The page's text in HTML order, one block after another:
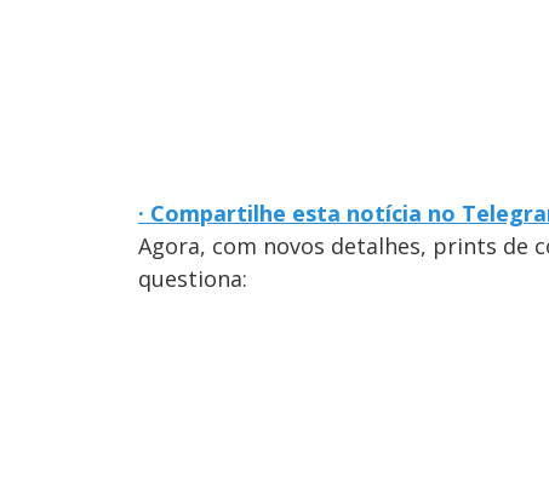
· Compartilhe esta notícia no
Agora, com novos detalhes, prints de
questiona: